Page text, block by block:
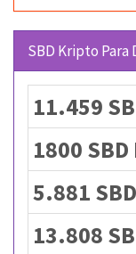
SBD Kripto
11.459
1800
5.881
13.808